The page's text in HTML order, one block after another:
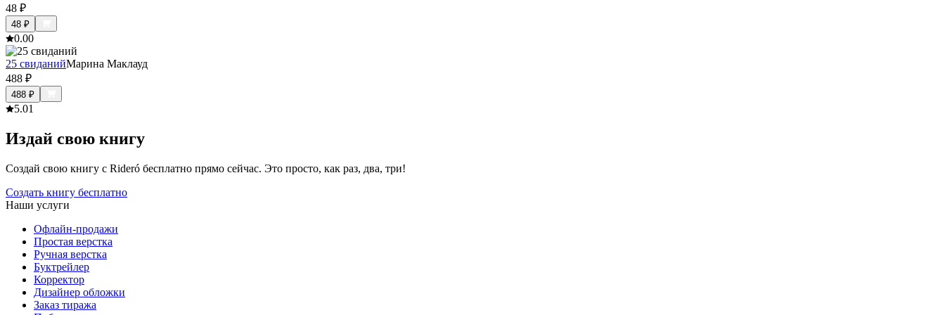
48 ₽
48 ₽
0.00
25 свиданийМарина Маклауд
488 ₽
488 ₽
5.01
Издай свою книгу
Создай свою книгу с Rideró бесплатно прямо сейчас. Это просто, как раз, два, три!
Создать книгу бесплатно
Наши услуги
Офлайн-продажи
Простая верстка
Ручная верстка
Буктрейлер
Корректор
Дизайнер обложки
Заказ тиража